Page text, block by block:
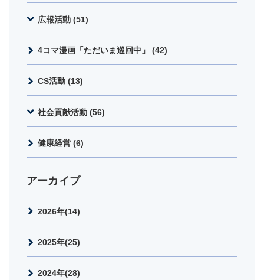
広報活動 (51)
4コマ漫画「ただいま巡回中」 (42)
CS活動 (13)
社会貢献活動 (56)
健康経営 (6)
アーカイブ
2026年(14)
2025年(25)
2024年(28)